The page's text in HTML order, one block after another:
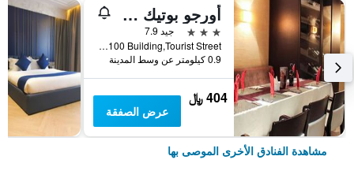
أورجو بوتيك هوتل
3 نجوم
جيد 7.9
No. 6, M100 Building,Tourist Street, أولانباتار, منغوليا
0.9 كيلومتر عن وسط المدينة
404 ﷼
عرض الصفقة
مشاهدة الفنادق الأخرى الموصى بها